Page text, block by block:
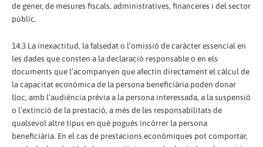
de gener, de mesures fiscals, administratives, financeres i del sector
públic.
14.3 La inexactitud, la falsedat o l’omissió de caràcter essencial en
les dades que consten a la declaració responsable o en els
documents que l’acompanyen que afectin directament el càlcul de
la capacitat econòmica de la persona beneficiària poden donar
lloc, amb l’audiència prèvia a la persona interessada, a la suspensió
o l’extinció de la prestació, a més de les responsabilitats de
qualsevol altre tipus en què pogués incórrer la persona
beneficiària. En el cas de prestacions econòmiques pot comportar,